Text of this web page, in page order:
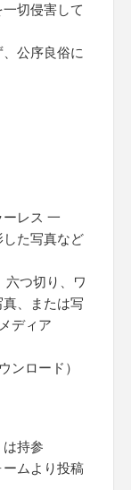
切侵害して
公序良俗に
レス 一
た写真など
つ切り、ワ
、または写
ディア
ンロード）
持参
ームより投稿